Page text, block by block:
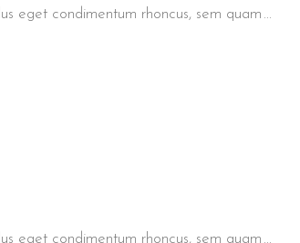
eget condimentum rhoncus, sem quam
eget condimentum rhoncus, sem quam